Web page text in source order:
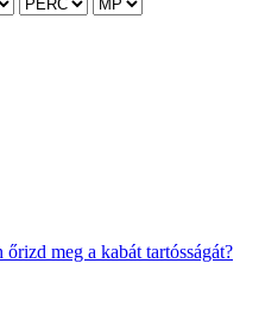
meg a kabát tartósságát?